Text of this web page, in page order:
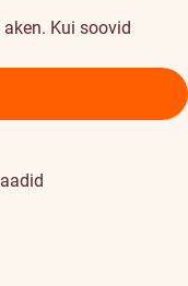
Kui soovid